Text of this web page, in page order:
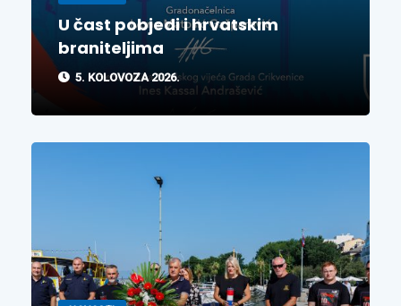
U čast pobjedi i hrvatskim
braniteljima
5. KOLOVOZA 2026.